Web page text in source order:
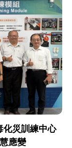
化災訓練中心
應變